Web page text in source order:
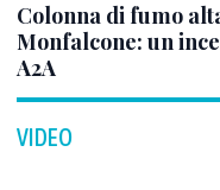
Colonna di fumo
Monfalcone: un
A2A
VIDEO